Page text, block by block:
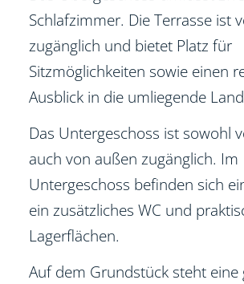
Schlafzimmer. Die Terrasse ist
zugänglich und bietet Platz für
Sitzmöglichkeiten sowie einen
Ausblick in die umliegende
Das Untergeschoss ist sowohl
auch von außen zugänglich. Im
Untergeschoss befinden sich
ein zusätzliches WC und
Lagerflächen.
Auf dem Grundstück steht eine